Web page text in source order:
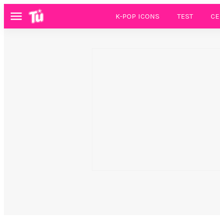
Menú K-POP ICONS TEST